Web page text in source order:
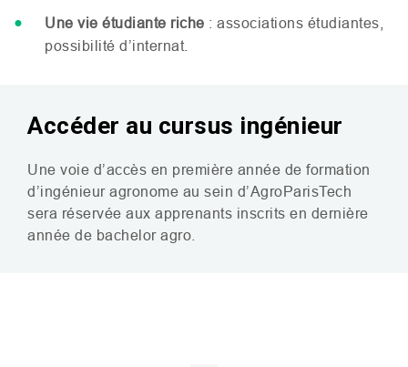
Une vie étudiante riche : associations étudiantes,
possibilité d’internat.
Accéder au cursus ingénieur
Une voie d’accès en première année de formation
d’ingénieur agronome au sein d’AgroParisTech
sera réservée aux apprenants inscrits en dernière
année de bachelor agro.